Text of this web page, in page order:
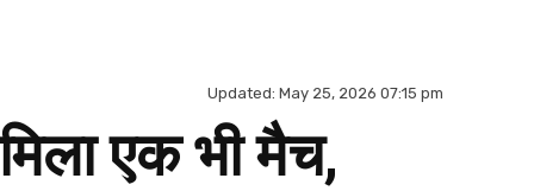
Updated: May 25, 2026 07:15 pm
एक भी मैच,